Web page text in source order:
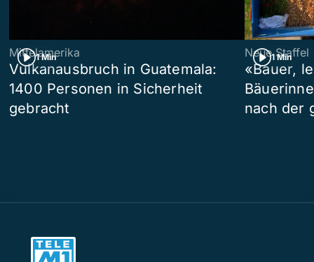
1 Min
Mittelamerika
Vulkanausbruch in Guatemala:
1400 Personen in Sicherheit
gebracht
1 Min
Neue Staffel
«Bauer,
nach der